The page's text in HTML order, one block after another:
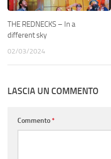
THE REDNECKS – In a
different sky
02/03/2024
LASCIA UN COMMENTO
Commento*